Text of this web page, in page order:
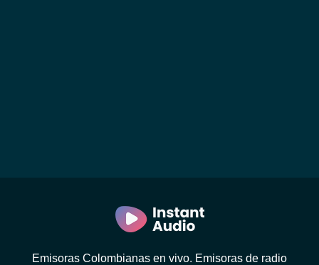
Emisoras Colombianas en vivo. Emisoras de radio